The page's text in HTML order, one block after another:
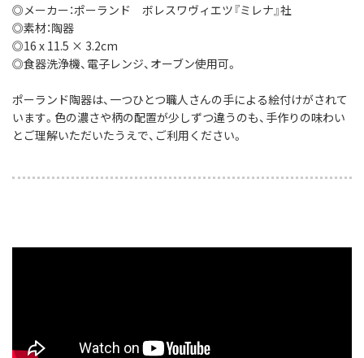
◎メーカー：ポーランド ボレスワヴィエツ『ミレナ』社
◎素材：陶器
◎16 x 11.5 × 3.2cm
◎食器洗浄機、電子レンジ、オーブン使用可。
ポーランド陶器は、一つひとつ職人さんの手による絵付けがされて
います。色の濃さや柄の配置が少しずつ違うのも、手作りの味わい
とご理解いただいたうえで、ご利用ください。